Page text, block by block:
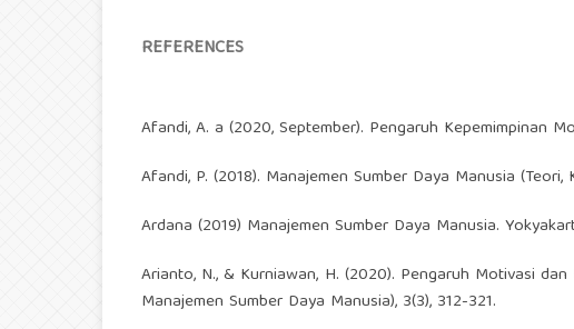
REFERENCES
Afandi, A. a (2020, September). Pengaruh Kepemimpinan
Afandi, P. (2018). Manajemen Sumber Daya Manusia
Ardana (2019) Manajemen Sumber Daya Manusia.
Arianto, N., & Kurniawan, H. (2020). Pengaruh Motivasi
Manajemen Sumber Daya Manusia), 3(3), 312-321.